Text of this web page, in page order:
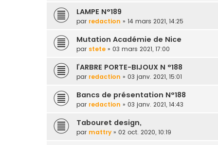
LAMPE N°189
par redaction » 14 mars 2021, 14:25
Mutation Académie de Nice
par stete » 03 mars 2021, 17:00
l’ARBRE PORTE-BIJOUX N °188
par redaction » 03 janv. 2021, 15:01
Bancs de présentation N°188
par redaction » 03 janv. 2021, 14:43
Tabouret design,
par mattry » 02 oct. 2020, 10:19